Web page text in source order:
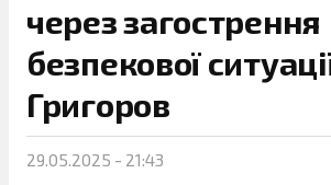
через загострення
безпекової
Григоров
29.05.2025 - 21:43